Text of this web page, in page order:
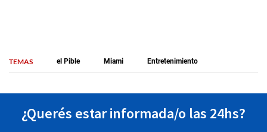
TEMAS el Pible Miami Entretenimiento
¿Querés estar informada/o las 24hs?